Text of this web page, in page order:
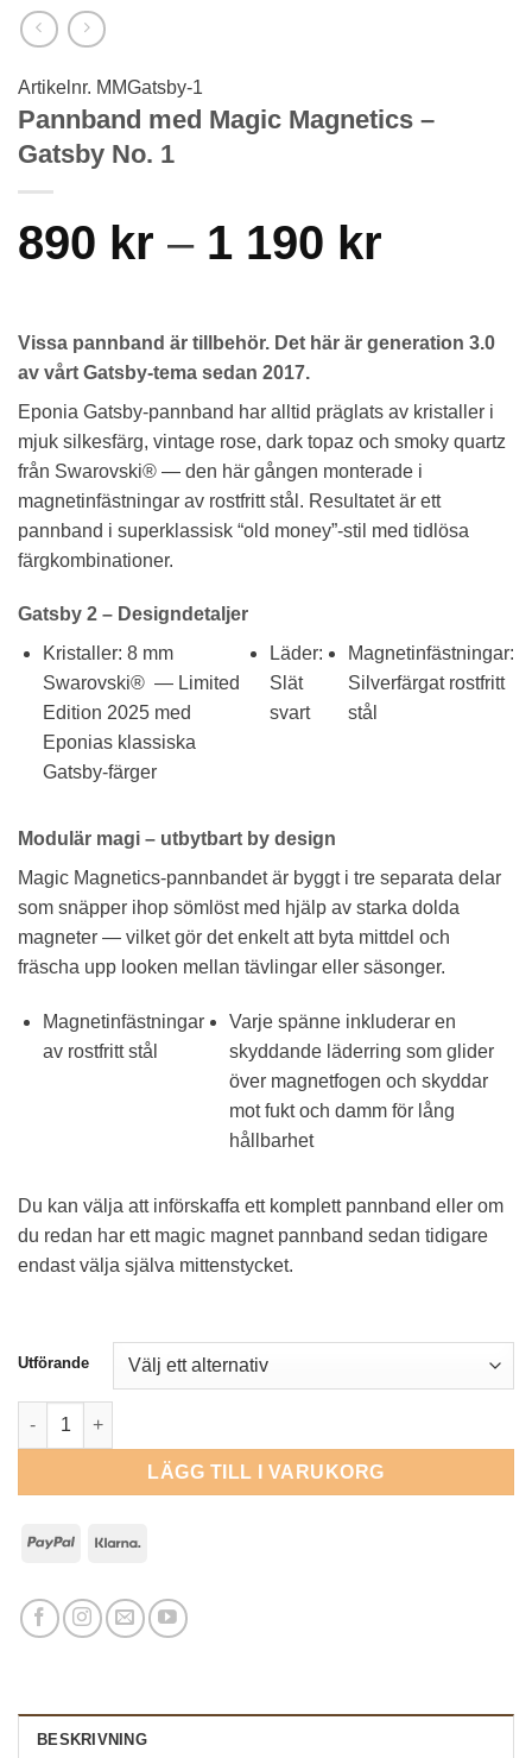
Artikelnr. MMGatsby-1
Pannband med Magic Magnetics –
Gatsby No. 1
890 kr – 1 190 kr
890 kr
1
190 kr
Vissa pannband är tillbehör. Det här är generation 3.0
av vårt Gatsby-tema sedan 2017.
Eponia Gatsby-pannband har alltid präglats av kristaller i
mjuk silkesfärg, vintage rose, dark topaz och smoky quartz
från Swarovski® — den här gången monterade i
magnetinfästningar av rostfritt stål. Resultatet är ett
pannband i superklassisk “old money”-stil med tidlösa
färgkombinationer.
Gatsby 2 – Designdetaljer
Kristaller: 8 mm
Swarovski® — Limited
Edition 2025 med
Eponias klassiska
Gatsby-färger
Läder:
Slät
svart
Magnetinfästningar:
Silverfärgat rostfritt
stål
Modulär magi – utbytbart by design
Magic Magnetics-pannbandet är byggt i tre separata delar
som snäpper ihop sömlöst med hjälp av starka dolda
magneter — vilket gör det enkelt att byta mittdel och
fräscha upp looken mellan tävlingar eller säsonger.
Magnetinfästningar
av rostfritt stål
Varje spänne inkluderar en
skyddande läderring som glider
över magnetfogen och skyddar
mot fukt och damm för lång
hållbarhet
Du kan välja att införskaffa ett komplett pannband eller om
du redan har ett magic magnet pannband sedan tidigare
endast välja själva mittenstycket.
Utförande
Pannband med Magic Magnetics - Gatsby No. 1 mängd
LÄGG TILL I VARUKORG
PayPal Klarna
BESKRIVNING